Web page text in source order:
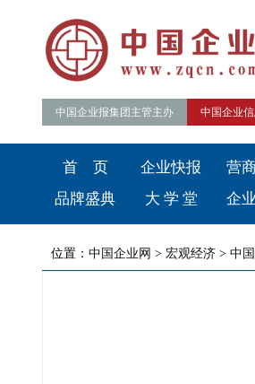
中国企业报集团主管主办 中国企业
首 页 企业快报 营
品牌盛典
大 学 堂 企
位置： 中国企业网 > 宏观经济 > 中